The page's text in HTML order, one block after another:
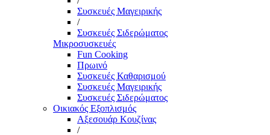
Συσκευές Μαγειρικής
/
Συσκευές Σιδερώματος
Μικροσυσκευές
Fun Cooking
Πρωινό
Συσκευές Καθαρισμού
Συσκευές Μαγειρικής
Συσκευές Σιδερώματος
Οικιακός Εξοπλισμός
Αξεσουάρ Κουζίνας
/